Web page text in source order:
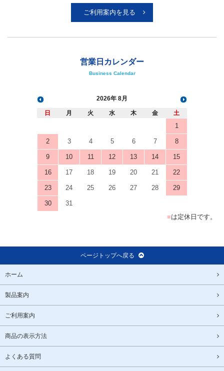
ご利用案内を見る
営業日カレンダー
Business Calendar
2026 8月
日 月 火 水 木 金 土
1
2 3 4 5 6 7 8
9 10 11 12 13 14 15
16 17 18 19 20 21 22
23 24 25 26 27 28 29
30
31
■は定休日です。
ページトップへ戻る
ホーム
製品案内
ご利用案内
商品の表示方法
よくある質問